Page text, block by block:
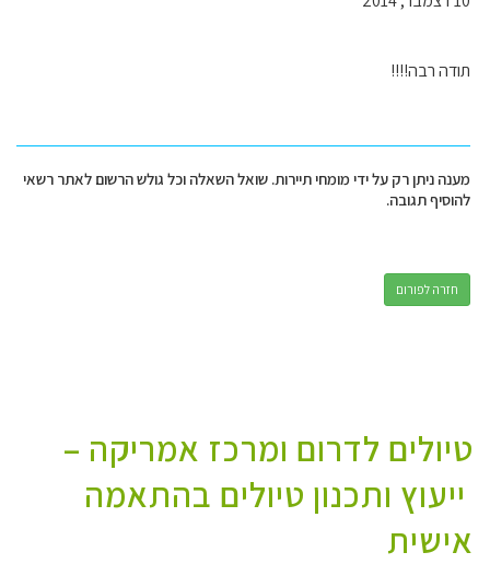
תודה רבה!!!!
מענה ניתן רק על ידי מומחי תיירות. שואל השאלה וכל גולש הרשום לאתר רשאי
להוסיף תגובה.
חזרה לפורום
טיולים לדרום ומרכז אמריקה –
ייעוץ ותכנון טיולים בהתאמה
אישית